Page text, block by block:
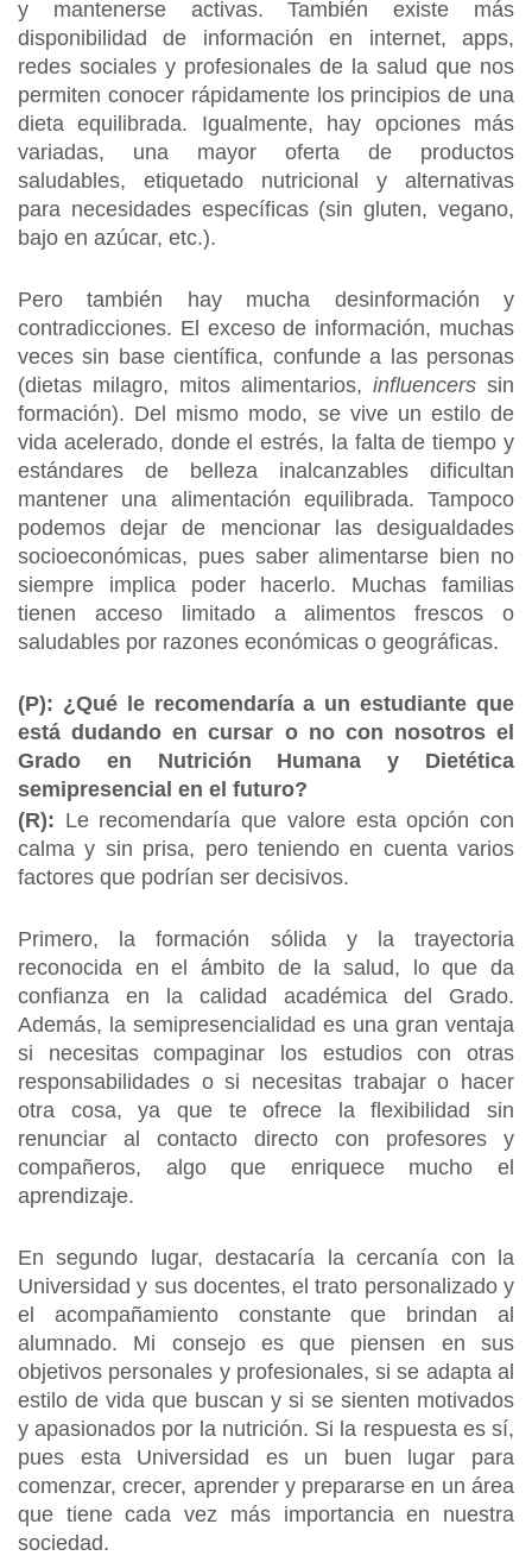
y mantenerse activas. También existe más
disponibilidad de información en internet, apps,
redes sociales y profesionales de la salud que nos
permiten conocer rápidamente los principios de una
dieta equilibrada. Igualmente, hay opciones más
variadas, una mayor oferta de productos
saludables, etiquetado nutricional y alternativas
para necesidades específicas (sin gluten, vegano,
bajo en azúcar, etc.).
Pero también hay mucha desinformación y
contradicciones. El exceso de información, muchas
veces sin base científica, confunde a las personas
(dietas milagro, mitos alimentarios, influencers sin
formación). Del mismo modo, se vive un estilo de
vida acelerado, donde el estrés, la falta de tiempo y
estándares de belleza inalcanzables dificultan
mantener una alimentación equilibrada. Tampoco
podemos dejar de mencionar las desigualdades
socioeconómicas, pues saber alimentarse bien no
siempre implica poder hacerlo. Muchas familias
tienen acceso limitado a alimentos frescos o
saludables por razones económicas o geográficas.
(P): ¿Qué le recomendaría a un estudiante que
está dudando en cursar o no con nosotros el
Grado en Nutrición Humana y Dietética
semipresencial en el futuro?
(R): Le recomendaría que valore esta opción con
calma y sin prisa, pero teniendo en cuenta varios
factores que podrían ser decisivos.
Primero, la formación sólida y la trayectoria
reconocida en el ámbito de la salud, lo que da
confianza en la calidad académica del Grado.
Además, la semipresencialidad es una gran ventaja
si necesitas compaginar los estudios con otras
responsabilidades o si necesitas trabajar o hacer
otra cosa, ya que te ofrece la flexibilidad sin
renunciar al contacto directo con profesores y
compañeros, algo que enriquece mucho el
aprendizaje.
En segundo lugar, destacaría la cercanía con la
Universidad y sus docentes, el trato personalizado y
el acompañamiento constante que brindan al
alumnado. Mi consejo es que piensen en sus
objetivos personales y profesionales, si se adapta al
estilo de vida que buscan y si se sienten motivados
y apasionados por la nutrición. Si la respuesta es sí,
pues esta Universidad es un buen lugar para
comenzar, crecer, aprender y prepararse en un área
que tiene cada vez más importancia en nuestra
sociedad.